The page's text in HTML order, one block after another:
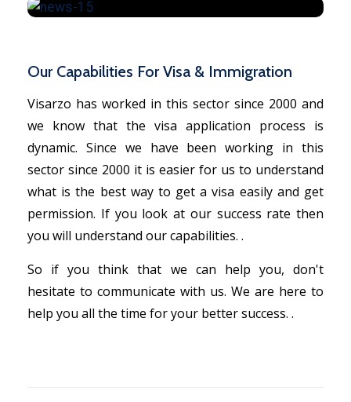
Our Capabilities For Visa & Immigration
Visarzo has worked in this sector since 2000 and
we know that the visa application process is
dynamic. Since we have been working in this
sector since 2000 it is easier for us to understand
what is the best way to get a visa easily and get
permission. If you look at our success rate then
you will understand our capabilities. .
So if you think that we can help you, don't
hesitate to communicate with us. We are here to
help you all the time for your better success. .